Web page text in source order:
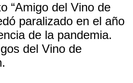
“Amigo del Vino de
paralizado en el año
de la pandemia.
del Vino de